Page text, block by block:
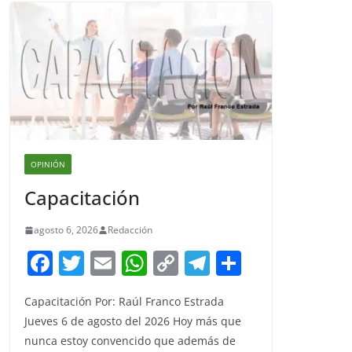
OPINIÓN
Capacitación
agosto 6, 2026 Redacción
F
a
c
e
T
itt
er
E
m
ai
l
W
at
s
C
p
y
T
el
e
gr
Capacitación Por: Raúl Franco Estrada
Jueves 6 de agosto del 2026 Hoy más que
nunca estoy convencido que además de